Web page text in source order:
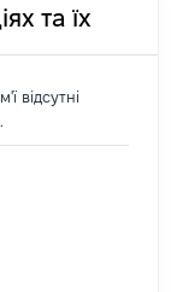
та їх
відсутні